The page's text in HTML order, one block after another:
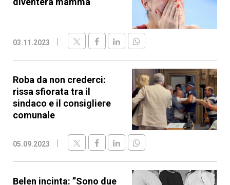
03.11.2023
Roba da non crederci:
rissa sfiorata tra il
sindaco e il consigliere
comunale
05.09.2023
Belen incinta: ”Sono due